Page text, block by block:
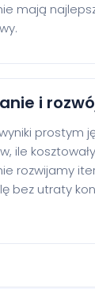
mają
i
prostym
ile
rozwijamy
bez utraty